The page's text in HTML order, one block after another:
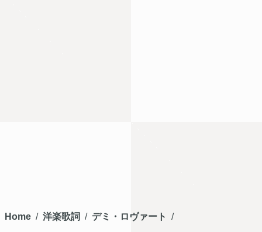
Home 洋楽歌詞 デミ・ロヴァート